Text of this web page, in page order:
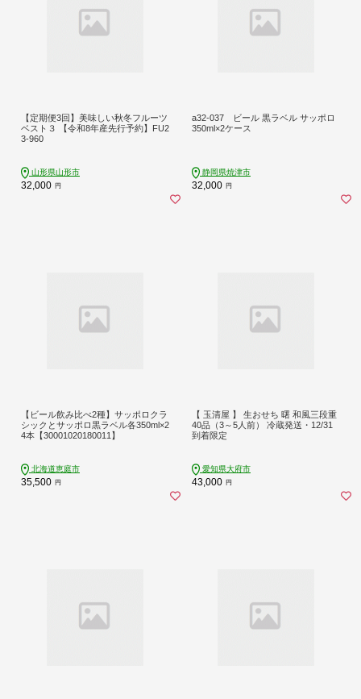
【定期便3回】美味しい秋冬フルーツ
ベスト３ 【令和8年産先行予約】FU2
3-960
山形県山形市
32,000 円
a32-037 ビール 黒ラベル サッポロ
350ml×2ケース
静岡県焼津市
32,000 円
【ビール飲み比べ2種】サッポロクラ
シックとサッポロ黒ラベル各350ml×2
4本【30001020180011】
北海道恵庭市
35,500 円
【 玉清屋 】 生おせち 曙 和風三段重
40品（3～5人前） 冷蔵発送・12/31
到着限定
愛知県大府市
43,000 円